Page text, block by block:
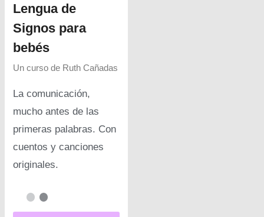
Lengua de
Signos para
bebés
Un curso de Ruth Cañadas
La comunicación,
mucho antes de las
primeras palabras. Con
cuentos y canciones
originales.